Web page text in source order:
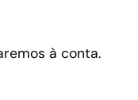
à conta.